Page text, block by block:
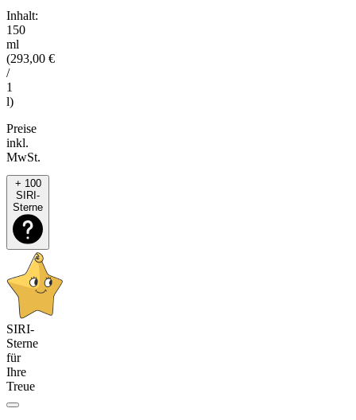
Inhalt:
150
ml
(293,00 €
/
1
l)
Preise
inkl.
MwSt.
+ 100
SIRI-
Sterne
SIRI-
Sterne
für
Ihre
Treue